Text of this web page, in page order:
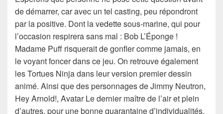
de démarrer, car avec un tel casting, peu répondront
par la positive. Dont la vedette sous-marine, qui pour
l’occasion respirera sans mal : Bob L’Éponge !
Madame Puff risquerait de gonfler comme jamais, en
le voyant foncer dans ce jeu. On retrouve également
les Tortues Ninja dans leur version premier dessin
animé. Ainsi que des personnages de Jimmy Neutron,
Hey Arnold!, Avatar Le dernier maître de l’air et plein
d’autres, pour une bonne quarantaine d’individualités.